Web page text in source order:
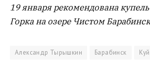
19 января рекомендована
Горка на озере Чистом
Александр Тырышкин Барабинск